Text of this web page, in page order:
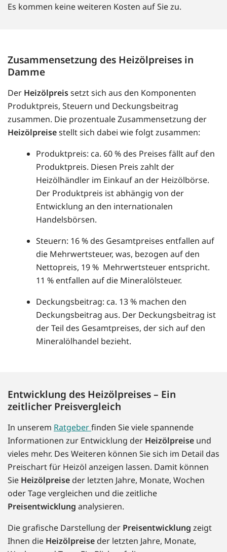
Es kommen keine weiteren Kosten auf Sie zu.
Zusammensetzung des Heizölpreises in
Damme
Der Heizölpreissetzt sich aus den Komponenten
Produktpreis, Steuern und Deckungsbeitrag
zusammen. Die prozentuale Zusammensetzung der
Heizölpreisestellt sich dabei wie folgt zusammen:
Produktpreis: ca. 60 % des Preises fällt auf den
Produktpreis. Diesen Preis zahlt der
Heizölhändler im Einkauf an der Heizölbörse.
Der Produktpreis ist abhängig von der
Entwicklung an den internationalen
Handelsbörsen.
Steuern: 16 % des Gesamtpreises entfallen auf
die Mehrwertsteuer, was, bezogen auf den
Nettopreis, 19 % Mehrwertsteuer entspricht.
11 % entfallen auf die Mineralölsteuer.
Deckungsbeitrag: ca. 13 % machen den
Deckungsbeitrag aus. Der Deckungsbeitrag ist
der Teil des Gesamtpreises, der sich auf den
Mineralölhandel bezieht.
Entwicklung des Heizölpreises – Ein
zeitlicher Preisvergleich
In unserem Ratgeberfinden Sie viele spannende
Informationen zur Entwicklung der Heizölpreise und
vieles mehr. Des Weiteren können Sie sich im Detail das
Preischart für Heizöl anzeigen lassen. Damit können
Sie Heizölpreise der letzten Jahre, Monate, Wochen
oder Tage vergleichen und die zeitliche
Preisentwicklung analysieren.
Die grafische Darstellung der Preisentwicklung zeigt
Ihnen die Heizölpreise der letzten Jahre, Monate,